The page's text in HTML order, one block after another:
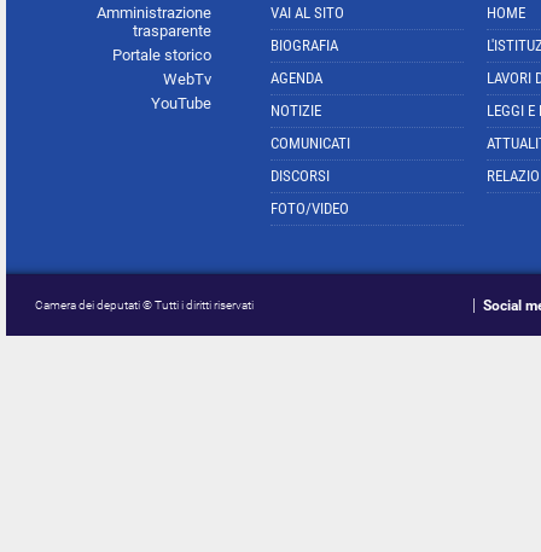
Amministrazione
trasparente
Portale storico
WebTv
YouTube
VAI AL SITO
BIOGRAFIA
AGENDA
NOTIZIE
COMUNICATI
DISCORSI
FOTO/VIDEO
HOME
LAVORI
LEGGI E
Camera dei deputati © Tutti i diritti riservati Social